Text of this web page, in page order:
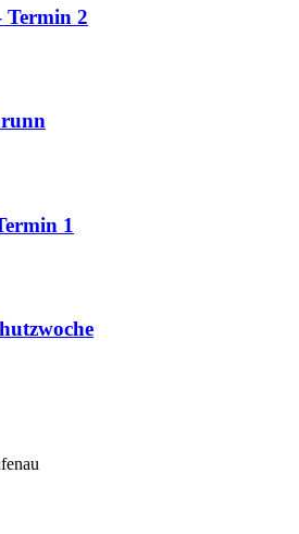
Termin 2
1